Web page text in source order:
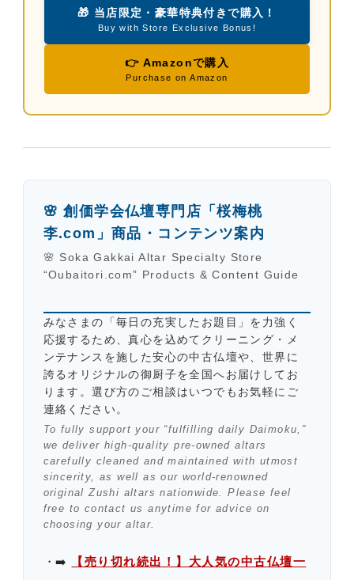
🎁 当店限定・豪華特典付きで購入！
Buy with Store Exclusive Bonus!
👉 Amazonで購入
Purchase on Amazon
🌸 創価学会仏壇専門店「桜梅桃
李.com」商品・コンテンツ案内
🌸 Soka Gakkai Altar Specialty Store
“Oubaitori.com” Products & Content Guide
みなさまの「毎日の充実したお題目」を力強く
応援するため、真心を込めてクリーニング・メ
ンテナンスを施した安心の中古仏壇や、世界に
誇るオリジナルの御厨子を全国へお届けしてお
ります。選び方のご相談はいつでもお気軽にご
連絡ください。
To fully support your “fulfilling daily Daimoku,”
we deliver high-quality pre-owned altars
carefully cleaned and maintained with utmost
sincerity, as well as our world-renowned
original Zushi altars nationwide. Please feel
free to contact us anytime for advice on
choosing your altar.
➡️ 【売り切れ続出！】大人気の中古仏壇一